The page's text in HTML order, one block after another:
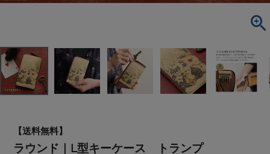
【送料無料】
ラウンド｜L型キーケース トランプ